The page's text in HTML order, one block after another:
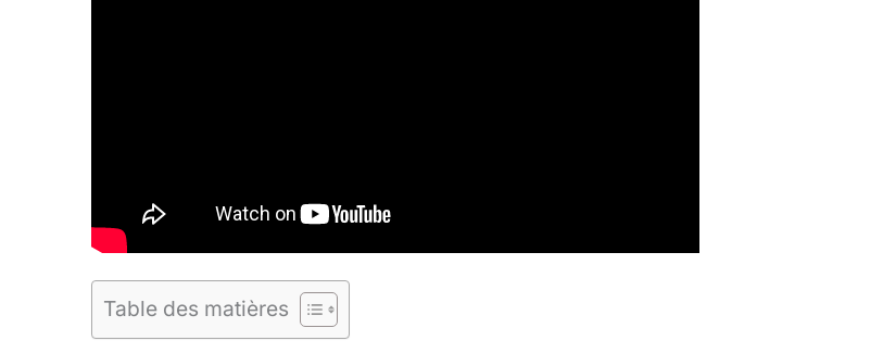
Table des matières